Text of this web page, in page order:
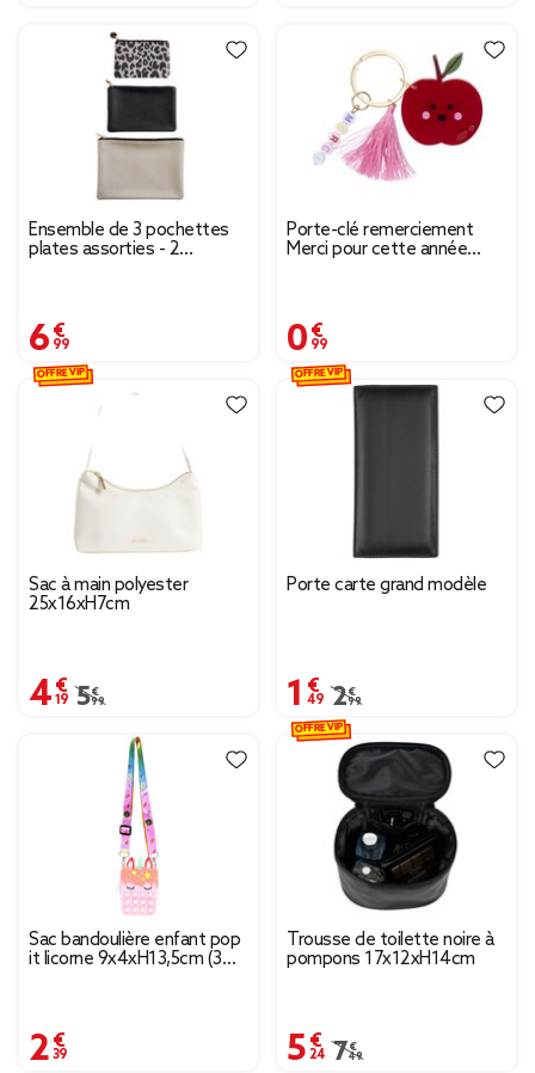
Ensemble de 3 pochettes
plates assorties - 2
6,99 €
Porte-clé remerciement
Merci pour cette année
0,99 €
Sac à main polyester
25x16xH7cm
4,19 €
Prix remisé de 5,99 € à 4,19 €
5,99 €
OFFRE VIP
Porte carte grand modèle
1,49 €
Prix remisé de 2,99 €
2,99 €
OFFRE VIP
Sac bandoulière enfant pop
it licorne 9x4xH13,5cm (3
2,39 €
Trousse de toilette noire à
pompons 17x12xH14cm
5,24 €
Prix remisé de 7,49 €
7,49 €
OFFRE VIP